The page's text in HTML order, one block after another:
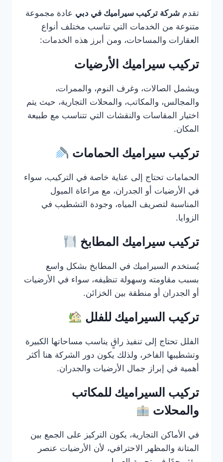
تقدم شركة تركيب سيراميك في دبي عادة مجموعة
متنوعة من الخدمات التي تناسب مختلف أنواع
العقارات والمساحات، ومن أبرز هذه الخدمات:
تركيب سيراميك الأرضيات
ويشمل الصالات، وغرف النوم، والممرات،
والمجالس، والمكاتب، والمحلات التجارية، حيث يتم
اختيار المقاسات والنقشات التي تتناسب مع طبيعة
المكان.
تركيب سيراميك الحمامات
الحمامات تحتاج إلى عناية خاصة في التركيب، سواء
في الأرضيات أو الجدران، مع مراعاة الميول
المناسبة لتصريف المياه، وجودة التشطيب في
الزوايا.
تركيب سيراميك المطابخ
يُستخدم السيراميك في المطابخ بشكل واسع
بسبب مقاومته وسهولة تنظيفه، سواء في الأرضيات
أو الجدران أو منطقة بين الخزائن.
تركيب السيراميك للفلل
الفلل تحتاج إلى تنفيذ راقٍ يناسب مساحاتها الكبيرة
وتشطيبها الفاخر، ولذلك يكون دور الشركة هنا أكثر
أهمية في إبراز جمال الأرضيات والجدران.
تركيب السيراميك للمكاتب
والمحلات
في الأماكن التجارية، يكون التركيز على الجمع بين
المتانة والمظهر الاحترافي، لأن الأرضيات عنصر